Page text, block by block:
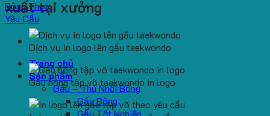
Trang chủ
Sản phẩm
Gấu – Thú Nhồi Bông
Gấu Bông
Gấu Tốt Nghiệp
xuất tại xưởng
Dịch vụ in logo lên gấu taekwondo
Gấu bông tập võ taekwondo in logo